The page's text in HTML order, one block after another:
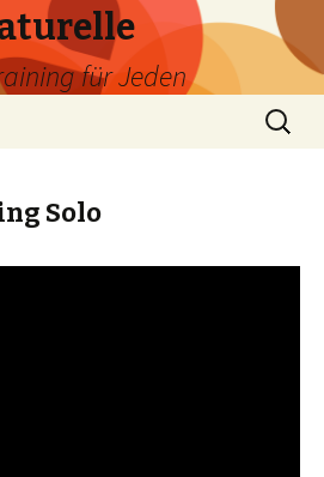
für Jeden
Suchen
nach:
Solo